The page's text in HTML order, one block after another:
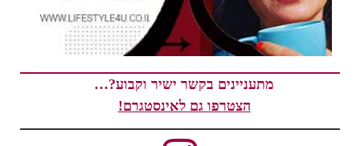
מתעניינים בקשר ישיר וקבוע?…
הצטרפו גם לאינסטגרם!